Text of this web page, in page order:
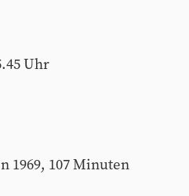
Uhr
107 Minuten